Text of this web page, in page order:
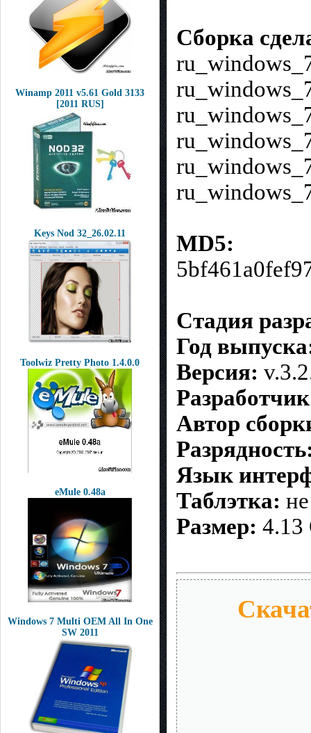
Winamp 2011 v5.61 Gold 3133
[2011 RUS]
Keys Nod 32_26.02.11
Toolwiz Pretty Photo 1.4.0.0
eMule 0.48a
Windows 7 Multi OEM All In One
SW 2011
Сборка
MD5:
Стадия
Год
Версия:
Автор
Язык
Таблэтка:
Размер: 4.13